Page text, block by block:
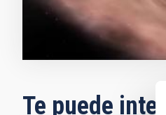
Te puede